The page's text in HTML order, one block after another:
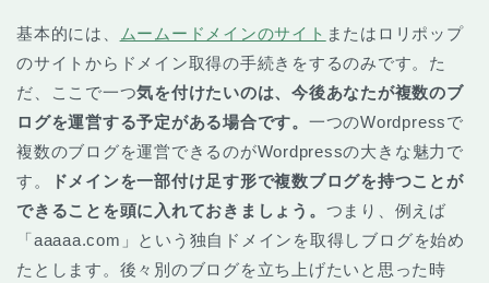
基本的には、 ムームードメインのサイト またはロリポップ
のサイトからドメイン取得の手続きをするのみです。た
だ、ここで一つ気を付けたいのは、今後あなたが複数のブ
ログを運営する予定がある場合です。 一つのWordpressで
複数のブログを運営できるのがWordpressの大きな魅力で
す。
ドメインを一部付け足す形で複数ブログを持つことが
できることを頭に入れておきましょう。 つまり、例えば
「aaaaa.com」という独自ドメインを取得しブログを始め
たとします。後々別のブログを立ち上げたいと思った時